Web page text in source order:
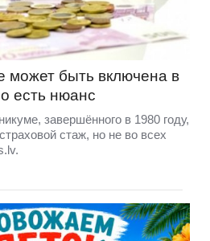
может быть включена в
есть нюанс
завершённого в 1980 году,
стаж, но не во всех